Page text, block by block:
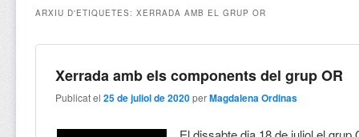
ARXIU D'ETIQUETES:XERRADA AMB EL GRUP OR
Xerrada amb els components del grup OR
Publicat el25 de juliol de 2020 perMagdalena Ordinas